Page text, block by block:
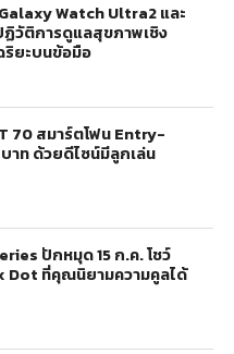
Watch Ultra2 และ
วัติการดูแลสุขภาพเชิง
ยะบนข้อมือ
70 สมาร์ตโฟน Entry-
าท ด้วยดีไซน์มีลูกเล่น
ปักหมุด 15 ก.ค. โชว์
Dot ที่คุณนิยามความคูลได้